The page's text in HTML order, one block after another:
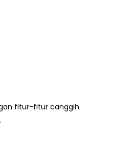
fitur-fitur canggih